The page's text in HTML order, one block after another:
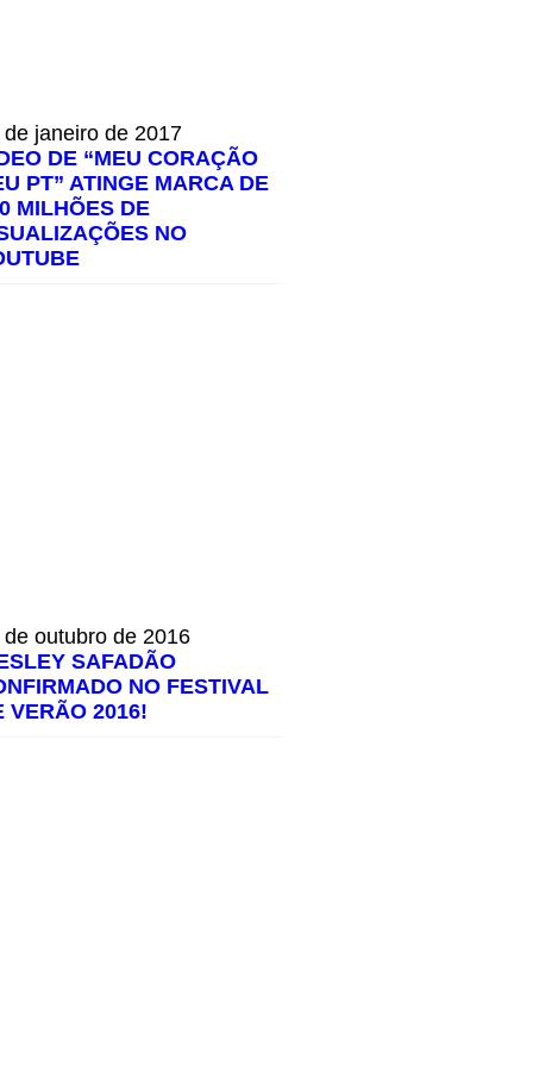
de janeiro de 2017
DE “MEU CORAÇÃO
PT” ATINGE MARCA DE
MILHÕES DE
NO
de outubro de 2016
SAFADÃO
NO FESTIVAL
VERÃO 2016!